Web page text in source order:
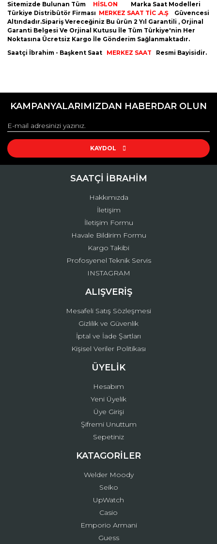
Sitemizde Bulunan Tüm HİSLON
Marka Saat Modelleri
Türkiye Distribütör Firması MERKEZ SAAT TİC .A.Ş
Güvencesi
Altındadır.Sipariş Vereceğiniz Bu ürün 2 Yıl Garantili , Orjinal
Garanti Belgesi Ve Orjinal Kutusu İle Tüm Türkiye'nin Her
Noktasına Ücretsiz Kargo İle Gönderim Sağlanmaktadır.
Saatçi İbrahim - Başkent Saat MERKEZ SAAT Resmi Bayisidir.
konularda yetersiz gördüğünüz noktaları öneri formunu
Görüş ve önerileriniz için teşekkür ederiz.
Ürün resmi kalitesiz, bozuk veya görüntülenemiyor.
Ürün açıklamasında eksik bilgiler bulunuyor.
Ürün fiyatı diğer sitelerden daha pahalı.
Gönder
KAMPANYALARIMIZDAN HABERDAR OLUN
KAYDOL
SAATÇİ İBRAHİM
Hakkımızda
İletişim
İletişim Formu
Havale Bildirim Formu
Kargo Takibi
Profosyenel Teknik Servis
INSTAGRAM
ALIŞVERİŞ
Mesafeli Satış Sözleşmesi
Gizlilik ve Güvenlik
İptal ve İade Şartları
Kişisel Veriler Politikası
ÜYELİK
Hesabım
Yeni Üyelik
Üye Girişi
Şifremi Unuttum
Sepetiniz
KATAGORİLER
Welder Moody
Seiko
UpWatch
Casio
Emporio Armani
Guess